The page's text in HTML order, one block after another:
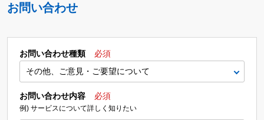
お問い合わせ
お問い合わせ種類 必須
お問い合わせ内容 必須
例) サービスについて詳しく知りたい